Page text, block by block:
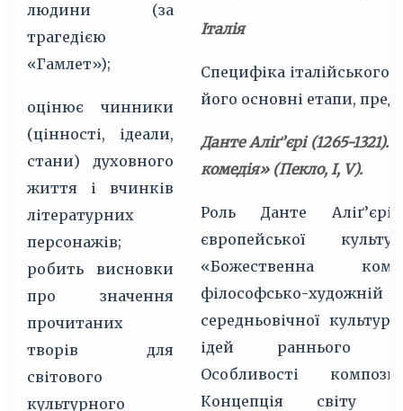
людини (за
трагедією
«Гамлет»);
оцінює чинники
(цінності, ідеали,
стани) духовного
життя і вчинків
літературних
персонажів;
робить висновки
про значення
прочитаних
творів для
світового
культурного
Італія
Специфіка італійського
його основні етапи,
Данте Аліґ’єрі (1265-
комедія» (Пекло, І, V).
Роль Данте
європейської
«Божественна
філософсько-
середньовічної
ідей раннього
Особливості
Концепція світу